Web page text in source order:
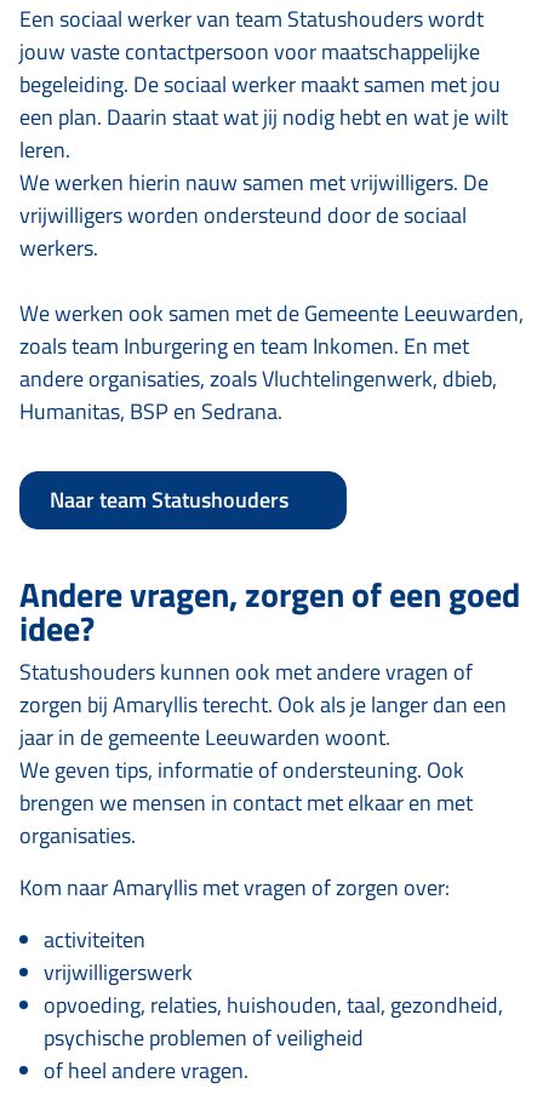
Een sociaal werkervan team Statushouders wordt
jouw vaste contactpersoon voor maatschappelijke
begeleiding. De sociaal werker maakt samen met jou
een plan. Daarin staat wat jij nodig hebt en wat je wilt
leren.
We werken hierin nauw samen metvrijwilligers. De
vrijwilligers worden ondersteund door de sociaal
werkers.
We werken ook samen met de Gemeente Leeuwarden,
zoals team Inburgering en team Inkomen. En met
andere organisaties, zoals Vluchtelingenwerk, dbieb,
Humanitas, BSP en Sedrana.
Naar team Statushouders
Andere vragen, zorgen of een goed
idee?
Statushouders kunnen ook met andere vragen of
zorgen bij Amaryllis terecht. Ook als je langer dan een
jaar in de gemeente Leeuwarden woont.
We geven tips, informatie of ondersteuning. Ook
brengen we mensen in contact met elkaar en met
organisaties.
Kom naar Amaryllis met vragen of zorgen over:
activiteiten
vrijwilligerswerk
opvoeding, relaties, huishouden, taal, gezondheid,
psychische problemen of veiligheid
of heel andere vragen.